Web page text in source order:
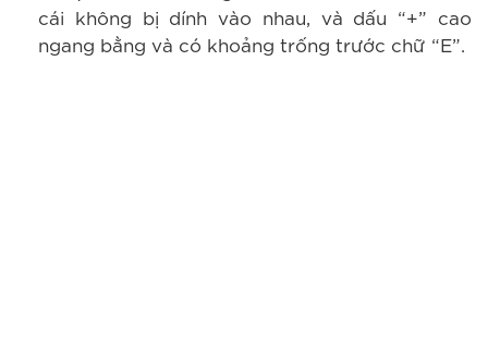
cái không bị dính vào nhau, và dấu “+” cao
ngang bằng và có khoảng trống trước chữ “E”.